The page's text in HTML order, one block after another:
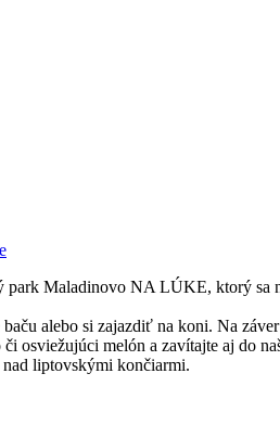
Maladinovo NA LÚKE, ktorý sa
alebo si zajazdiť na koni. Na
osviežujúci melón a zavítajte aj do
nad liptovskými končiarmi.